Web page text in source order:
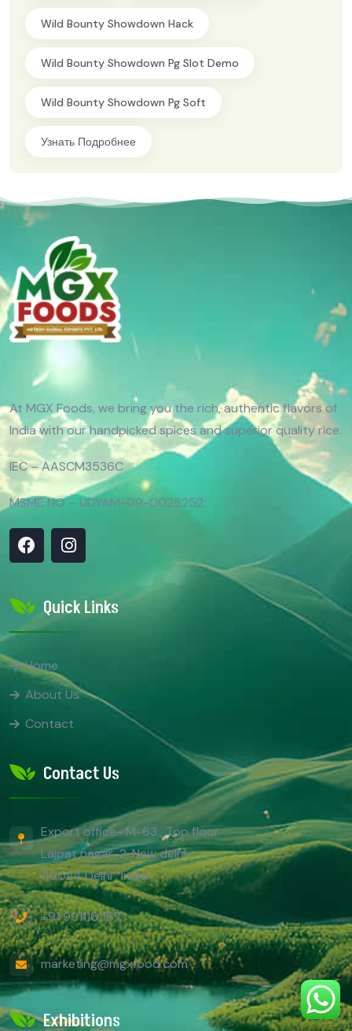
Wild Bounty Showdown Hack
Wild Bounty Showdown Pg Slot Demo
Wild Bounty Showdown Pg Soft
Узнать Подробнее
At MGX Foods, we bring you the rich, authentic flavors of
India with our handpicked spices and superior quality rice.
IEC – AASCM3536C
MSME NO – UDYAM-09-0025252
Quick Links
Home
About Us
Contact
Contact Us
Export office- M-63 , Top floor
Lajpat nagar-2, New delhi
110024 Delhi , India
+91 9911161167
marketing@mgxfood.com
Exhibitions